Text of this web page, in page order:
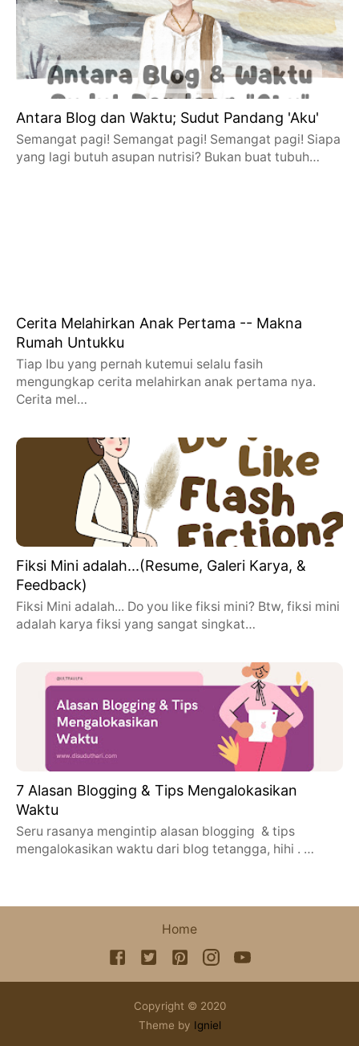
Antara Blog dan Waktu; Sudut Pandang 'Aku'
Semangat pagi! Semangat pagi! Semangat pagi! Siapa
yang lagi butuh asupan nutrisi? Bukan buat tubuh…
Cerita Melahirkan Anak Pertama -- Makna
Rumah Untukku
Tiap Ibu yang pernah kutemui selalu fasih
mengungkap cerita melahirkan anak pertama nya.
Cerita mel…
Fiksi Mini adalah...(Resume, Galeri Karya, &
Feedback)
Fiksi Mini adalah... Do you like fiksi mini? Btw, fiksi mini
adalah karya fiksi yang sangat singkat…
7 Alasan Blogging & Tips Mengalokasikan
Waktu
Seru rasanya mengintip alasan blogging & tips
mengalokasikan waktu dari blog tetangga, hihi . …
Home
Copyright © 2020
Theme by Igniel